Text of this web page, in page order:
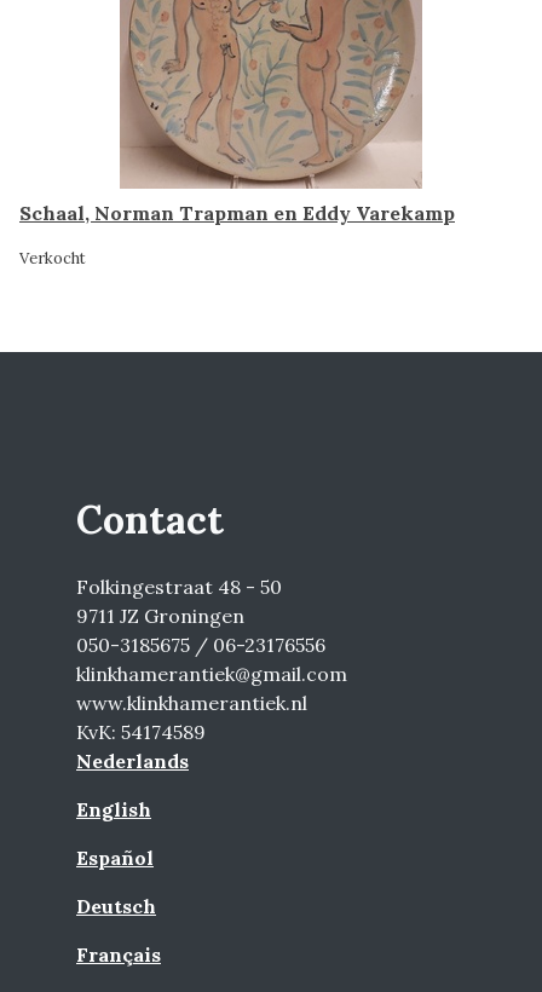
Schaal, Norman Trapman en Eddy Varekamp
Verkocht
Contact
Folkingestraat 48 - 50
9711 JZ Groningen
050-3185675 / 06-23176556
klinkhamerantiek@gmail.com
www.klinkhamerantiek.nl
KvK: 54174589
Nederlands
English
Español
Deutsch
Français